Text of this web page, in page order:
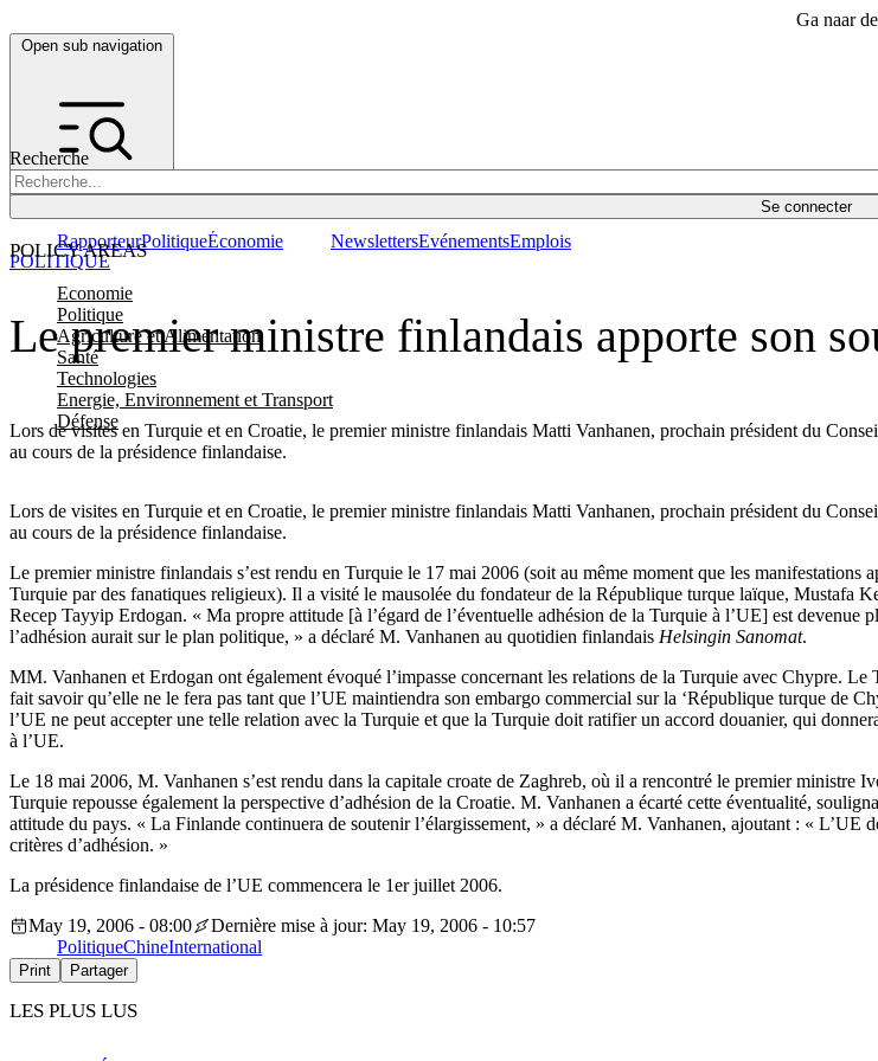
Ga naar
Open sub navigation
Recherche
Se connecter
POLICY AREAS
Economie
Politique
Agriculture et Alimentation
Santé
Technologies
Energie, Environnement et Transport
Défense
RapporteurPolitiqueÉconomie NewslettersEvénementsEmplois
Le premier ministre finlandais apporte son
Lors de visites en Turquie et en Croatie, le premier ministre finlandais Matti Vanhanen, prochain président du
au cours de la présidence finlandaise.
POLITIQUE
Lors de visites en Turquie et en Croatie, le premier ministre finlandais Matti Vanhanen, prochain président du
au cours de la présidence finlandaise.
Le premier ministre finlandais s’est rendu en Turquie le 17 mai 2006 (soit au même moment que les manifestations
Turquie par des fanatiques religieux). Il a visité le mausolée du fondateur de la République turque laïque, Mustafa
Recep Tayyip Erdogan. « Ma propre attitude [à l’égard de l’éventuelle adhésion de la Turquie à l’UE] est
l’adhésion aurait sur le plan politique, » a déclaré M. Vanhanen au quotidien finlandais Helsingin Sanomat.
MM. Vanhanen et Erdogan ont également évoqué l’impasse concernant les relations de la Turquie avec Chypre.
fait savoir qu’elle ne le fera pas tant que l’UE maintiendra son embargo commercial sur la ‘République turque de
l’UE ne peut accepter une telle relation avec la Turquie et que la Turquie doit ratifier un accord douanier, qui
à l’UE.
Le 18 mai 2006, M. Vanhanen s’est rendu dans la capitale croate de Zaghreb, où il a rencontré le premier ministre
Turquie repousse également la perspective d’adhésion de la Croatie. M. Vanhanen a écarté cette éventualité,
attitude du pays. « La Finlande continuera de soutenir l’élargissement, » a déclaré M. Vanhanen, ajoutant : « L’UE
critères d’adhésion. »
La présidence finlandaise de l’UE commencera le 1er juillet 2006.
May 19, 2006 - 08:00
Dernière mise à jour: May 19, 2006 - 10:57
PolitiqueChineInternational
Print Partager
LES PLUS LUS